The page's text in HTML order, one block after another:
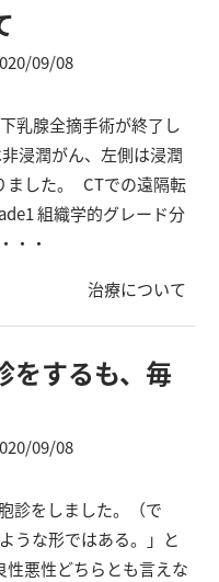
09/08
乳腺全摘手術が終了し
浸潤がん、左側は浸潤
ました。 CTでの遠隔転
組織学的グレード分
・・
治療について
をするも、毎
09/08
診をしました。（で
うな形ではある。」と
悪性どちらとも言えな